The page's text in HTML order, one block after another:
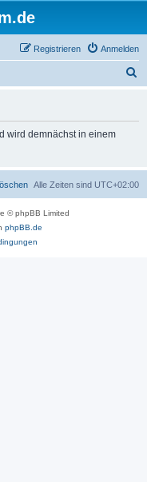
Anmelden
Registrieren
wird demnächst in einem
Alle Zeiten sind UTC+02:00
© phpBB Limited
phpBB.de